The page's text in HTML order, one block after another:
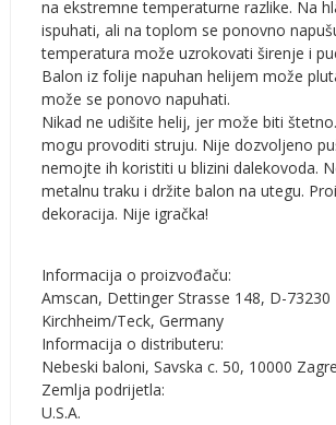
na ekstremne temperaturne razlike. Na
ispuhati, ali na toplom se ponovno
temperatura može uzrokovati širenje i
Balon iz folije napuhan helijem može
može se ponovo napuhati.
Nikad ne udišite helij, jer može biti
mogu provoditi struju. Nije dozvoljeno
nemojte ih koristiti u blizini dalekovoda.
metalnu traku i držite balon na utegu.
dekoracija. Nije igračka!
Informacija o proizvođaču:
Amscan, Dettinger Strasse 148, D-73230
Kirchheim/Teck, Germany
Informacija o distributeru:
Nebeski baloni, Savska c. 50, 10000
Zemlja podrijetla:
U.S.A.